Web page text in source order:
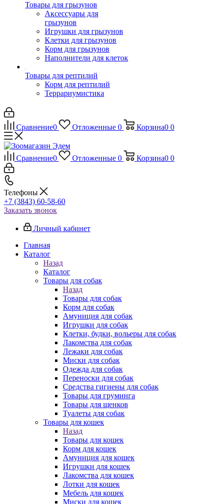
Товары для грызунов
Аксессуары для
грызунов
Игрушки для грызунов
Клетки для грызунов
Корм для грызунов
Наполнители для клеток
Товары для рептилий
Корм для рептилий
Террариумистика
Сравнение0 Отложенные 0 Корзина0 0
Сравнение0 Отложенные 0 Корзина0 0
Телефоны
+7 (3843) 60-58-60
Заказать звонок
Личный кабинет
Главная
Каталог
Назад
Каталог
Товары для собак
Назад
Товары для собак
Корм для собак
Амуниция для собак
Игрушки для собак
Клетки, будки, вольеры для собак
Лакомства для собак
Лежаки для собак
Миски для собак
Одежда для собак
Переноски для собак
Средства гигиены для собак
Товары для груминга
Товары для щенков
Туалеты для собак
Товары для кошек
Назад
Товары для кошек
Корм для кошек
Амуниция для кошек
Игрушки для кошек
Лакомства для кошек
Лотки для кошек
Мебель для кошек
Миски для кошек